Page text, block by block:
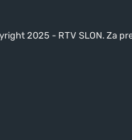
2025 - RTV SLON. Za